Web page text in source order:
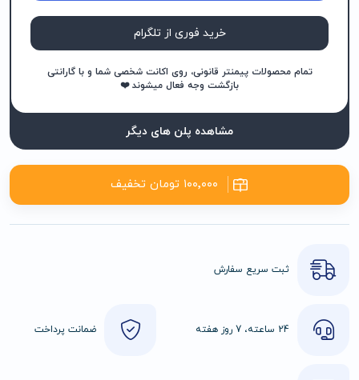
خرید فوری از تلگرام
تمام محصولات پیمنتر قانونی، روی اکانت شخصی شما و با گارانتی
بازگشت وجه فعال میشوند ❤️
مشاهده پلن های دیگر
۱۰۰٬۰۰۰ تومان تخفیف
ثبت سریع سفارش
24 ساعته، 7 روز هفته ضمانت پرداخت